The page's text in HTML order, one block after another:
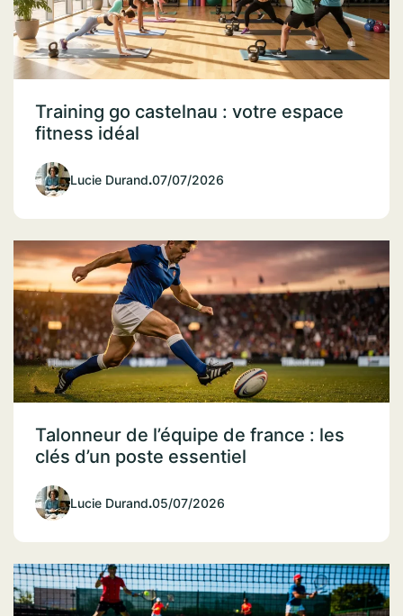
Training go castelnau : votre espace
fitness idéal
Lucie Durand.07/07/2026
Talonneur de l’équipe de france : les
clés d’un poste essentiel
Lucie Durand.05/07/2026